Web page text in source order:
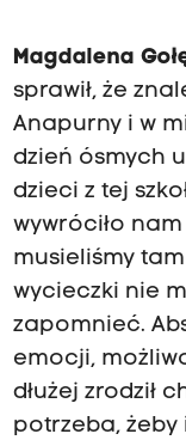
Magdalena
sprawił, że
Anapurny i w
dzień ósmych
dzieci z tej
wywróciło
musieliśmy
wycieczki nie
zapomnieć.
emocji,
dłużej zrodził
potrzeba,